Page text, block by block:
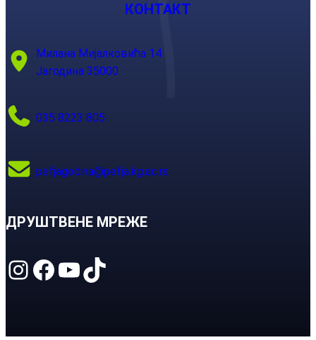
КОНТАКТ
Милана Мијалковића 14
Јагодина 35000
035 8223 805
pefjagodina@pefja.kg.ac.rs
ДРУШТВЕНЕ МРЕЖЕ
Instagram Facebook YouTube TikTok